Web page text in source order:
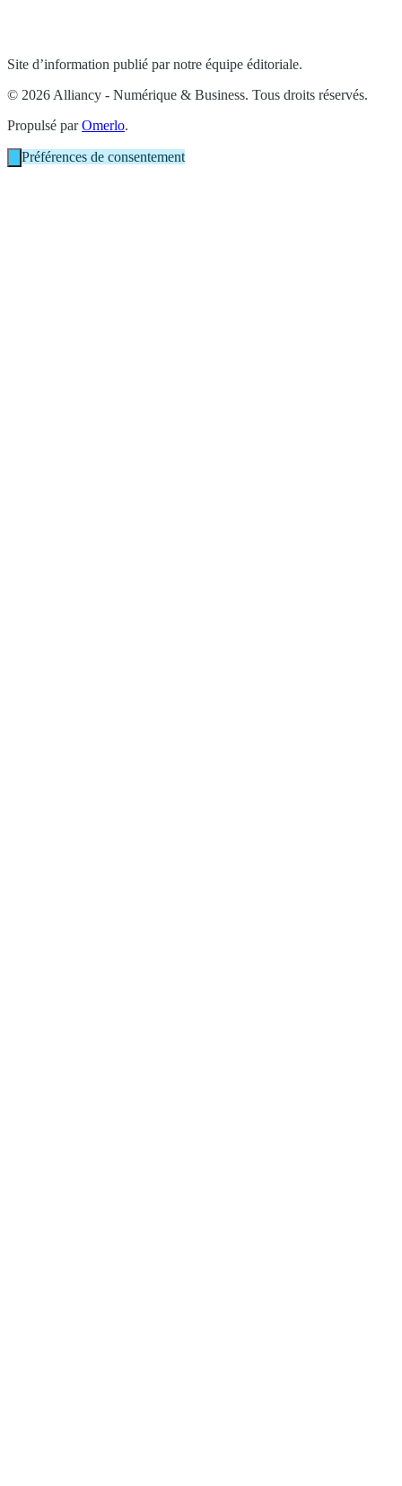
Site d’information publié par notre équipe éditoriale.
© 2026 Alliancy - Numérique & Business. Tous droits réservés.
Propulsé parOmerlo.
Préférences de consentement